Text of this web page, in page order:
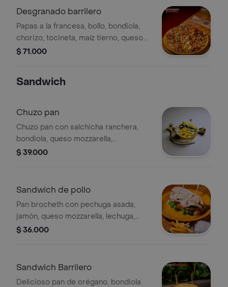
Desgranado barrilero
Papas a la francesa, bollo, bondiola,
chorizo, tocineta, maíz tierno, queso
mozarella, papa ripio, cebolla
$ 71.000
Sandwich
Chuzo pan
Chuzo pan con salchicha ranchera,
bondiola, queso mozzarella,
chimichurri, tocineta y salsa de la
$ 39.000
Sandwich de pollo
Pan brocheth con pechuga asada,
jamón, queso mozzarella, lechuga,
tomate y salsa de la casa,
$ 36.000
Sandwich Barrilero
Delicioso pan de orégano, bondiola